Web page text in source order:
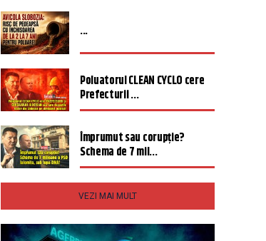
...
Poluatorul CLEAN CYCLO cere
Prefecturii ...
Împrumut sau corupție?
Schema de 7 mil...
VEZI MAI MULT